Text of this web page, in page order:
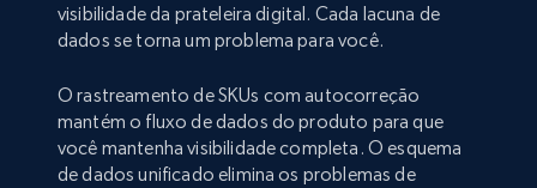
visibilidade da prateleira digital. Cada lacuna de
dados se torna um problema para você.
O rastreamento de SKUs com autocorreção
mantém o fluxo de dados do produto para que
você mantenha visibilidade completa. O esquema
de dados unificado elimina os problemas de